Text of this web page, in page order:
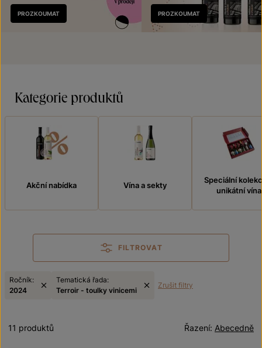
Nově
v prodeji
PROZKOUMAT PROZKOUMAT
Kategorie produktů
Akční nabídka Vína a sekty
Speciální
unikátní vína
FILTROVAT
Ročník:
2024
Tematická řada:
Terroir - toulky vinicemi
Zrušit filtry
Abecedně
Řazení:
11 produktů